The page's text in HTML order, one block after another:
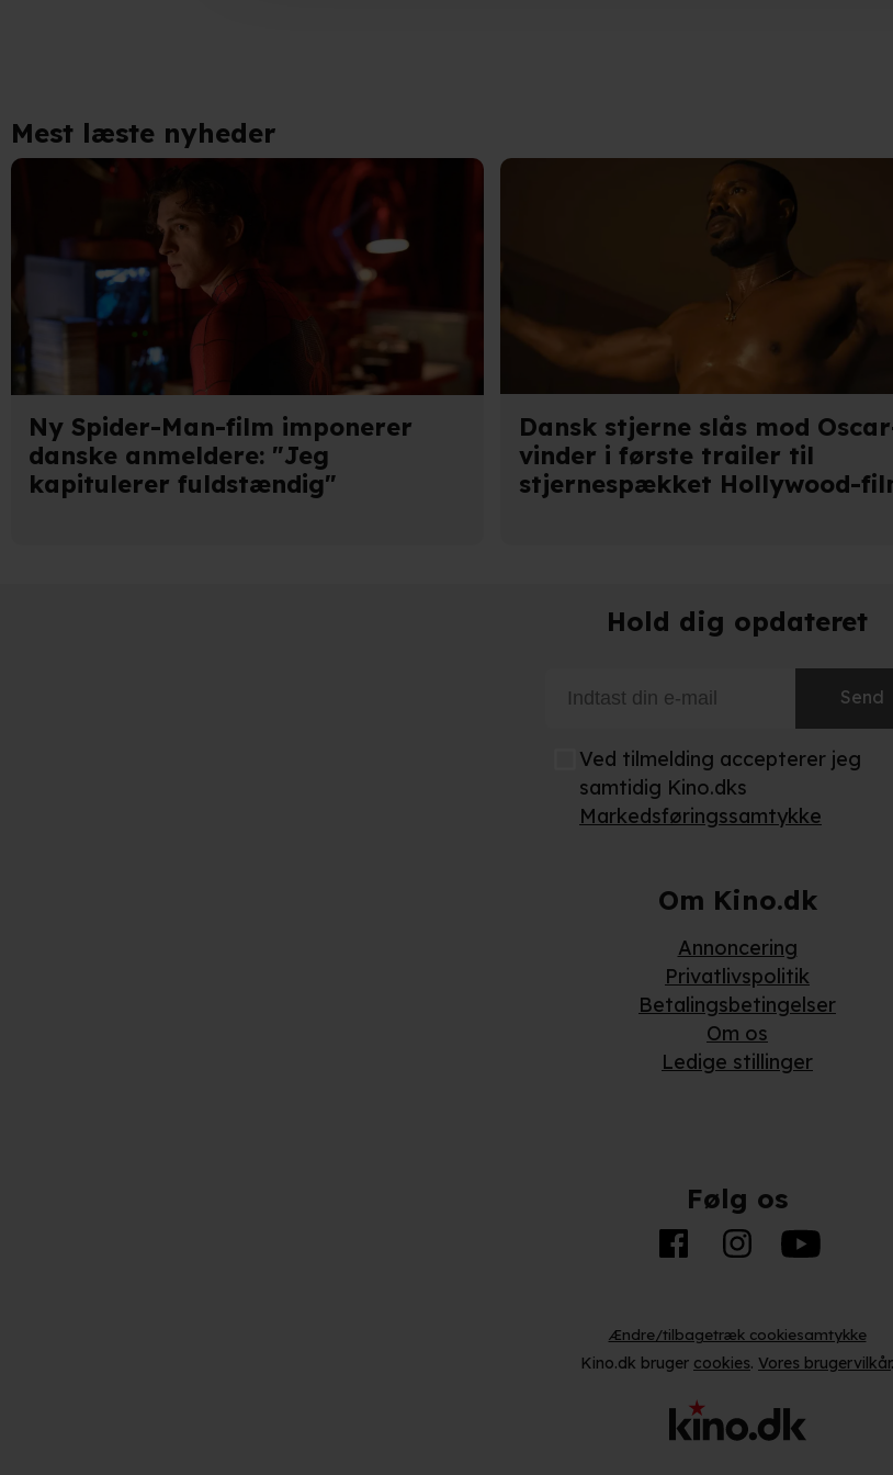
hele websitet.
Vi bruger egne cookies og cookies fra tredjeparter til at optimere dit besøg på
funktionalitet, generere statistik, huske dine præferencer og til markedsføring.
Når vi anvender cookies, behandler vi kortvarigt din IP-adresse. IP-adressen
læse mere om vores brug af cookies og behandling af dine personoplysninger i både vores
Mest læste nyheder
Ny Spider-Man-film imponerer
danske anmeldere: "Jeg
kapitulerer fuldstændig"
Dansk stjerne slås mod
vinder i første trailer til
stjernespækket Hollywood-
Hold dig opdateret
Send
Ved tilmelding accepterer jeg
samtidig Kino.dks
Markedsføringssamtykke
Om Kino.dk
Annoncering
Privatlivspolitik
Betalingsbetingelser
Om os
Ledige stillinger
Følg os
Ændre/tilbagetræk cookiesamtykke
Kino.dk bruger cookies. Vores brugervilkår.